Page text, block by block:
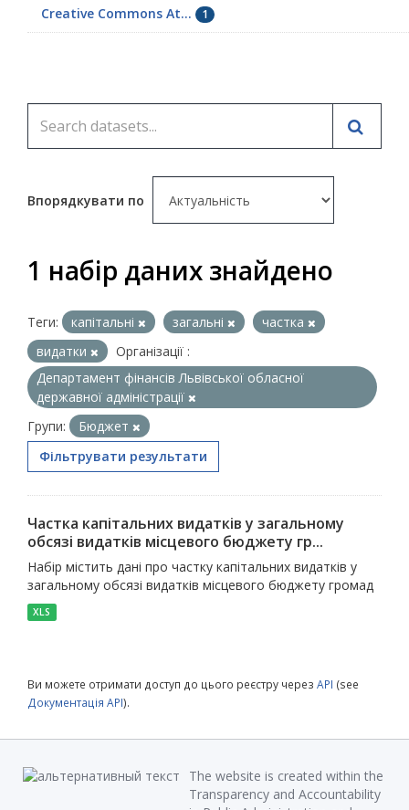
Creative Commons At... 1
Впорядкувати по
1 набір даних знайдено
Теги: капітальні загальні
частка
видатки
Організації :
Департамент фінансів Львівської обласної
державної адміністрації
Групи:
Бюджет
Фільтрувати результати
Частка капітальних видатків у загальному
обсязі видатків місцевого бюджету гр...
Набір містить дані про частку капітальних видатків у
загальному обсязі видатків місцевого бюджету громад
XLS
Ви можете отримати доступ до цього реєстру через API (see
Документація API).
The website is created within the
Transparency and Accountability